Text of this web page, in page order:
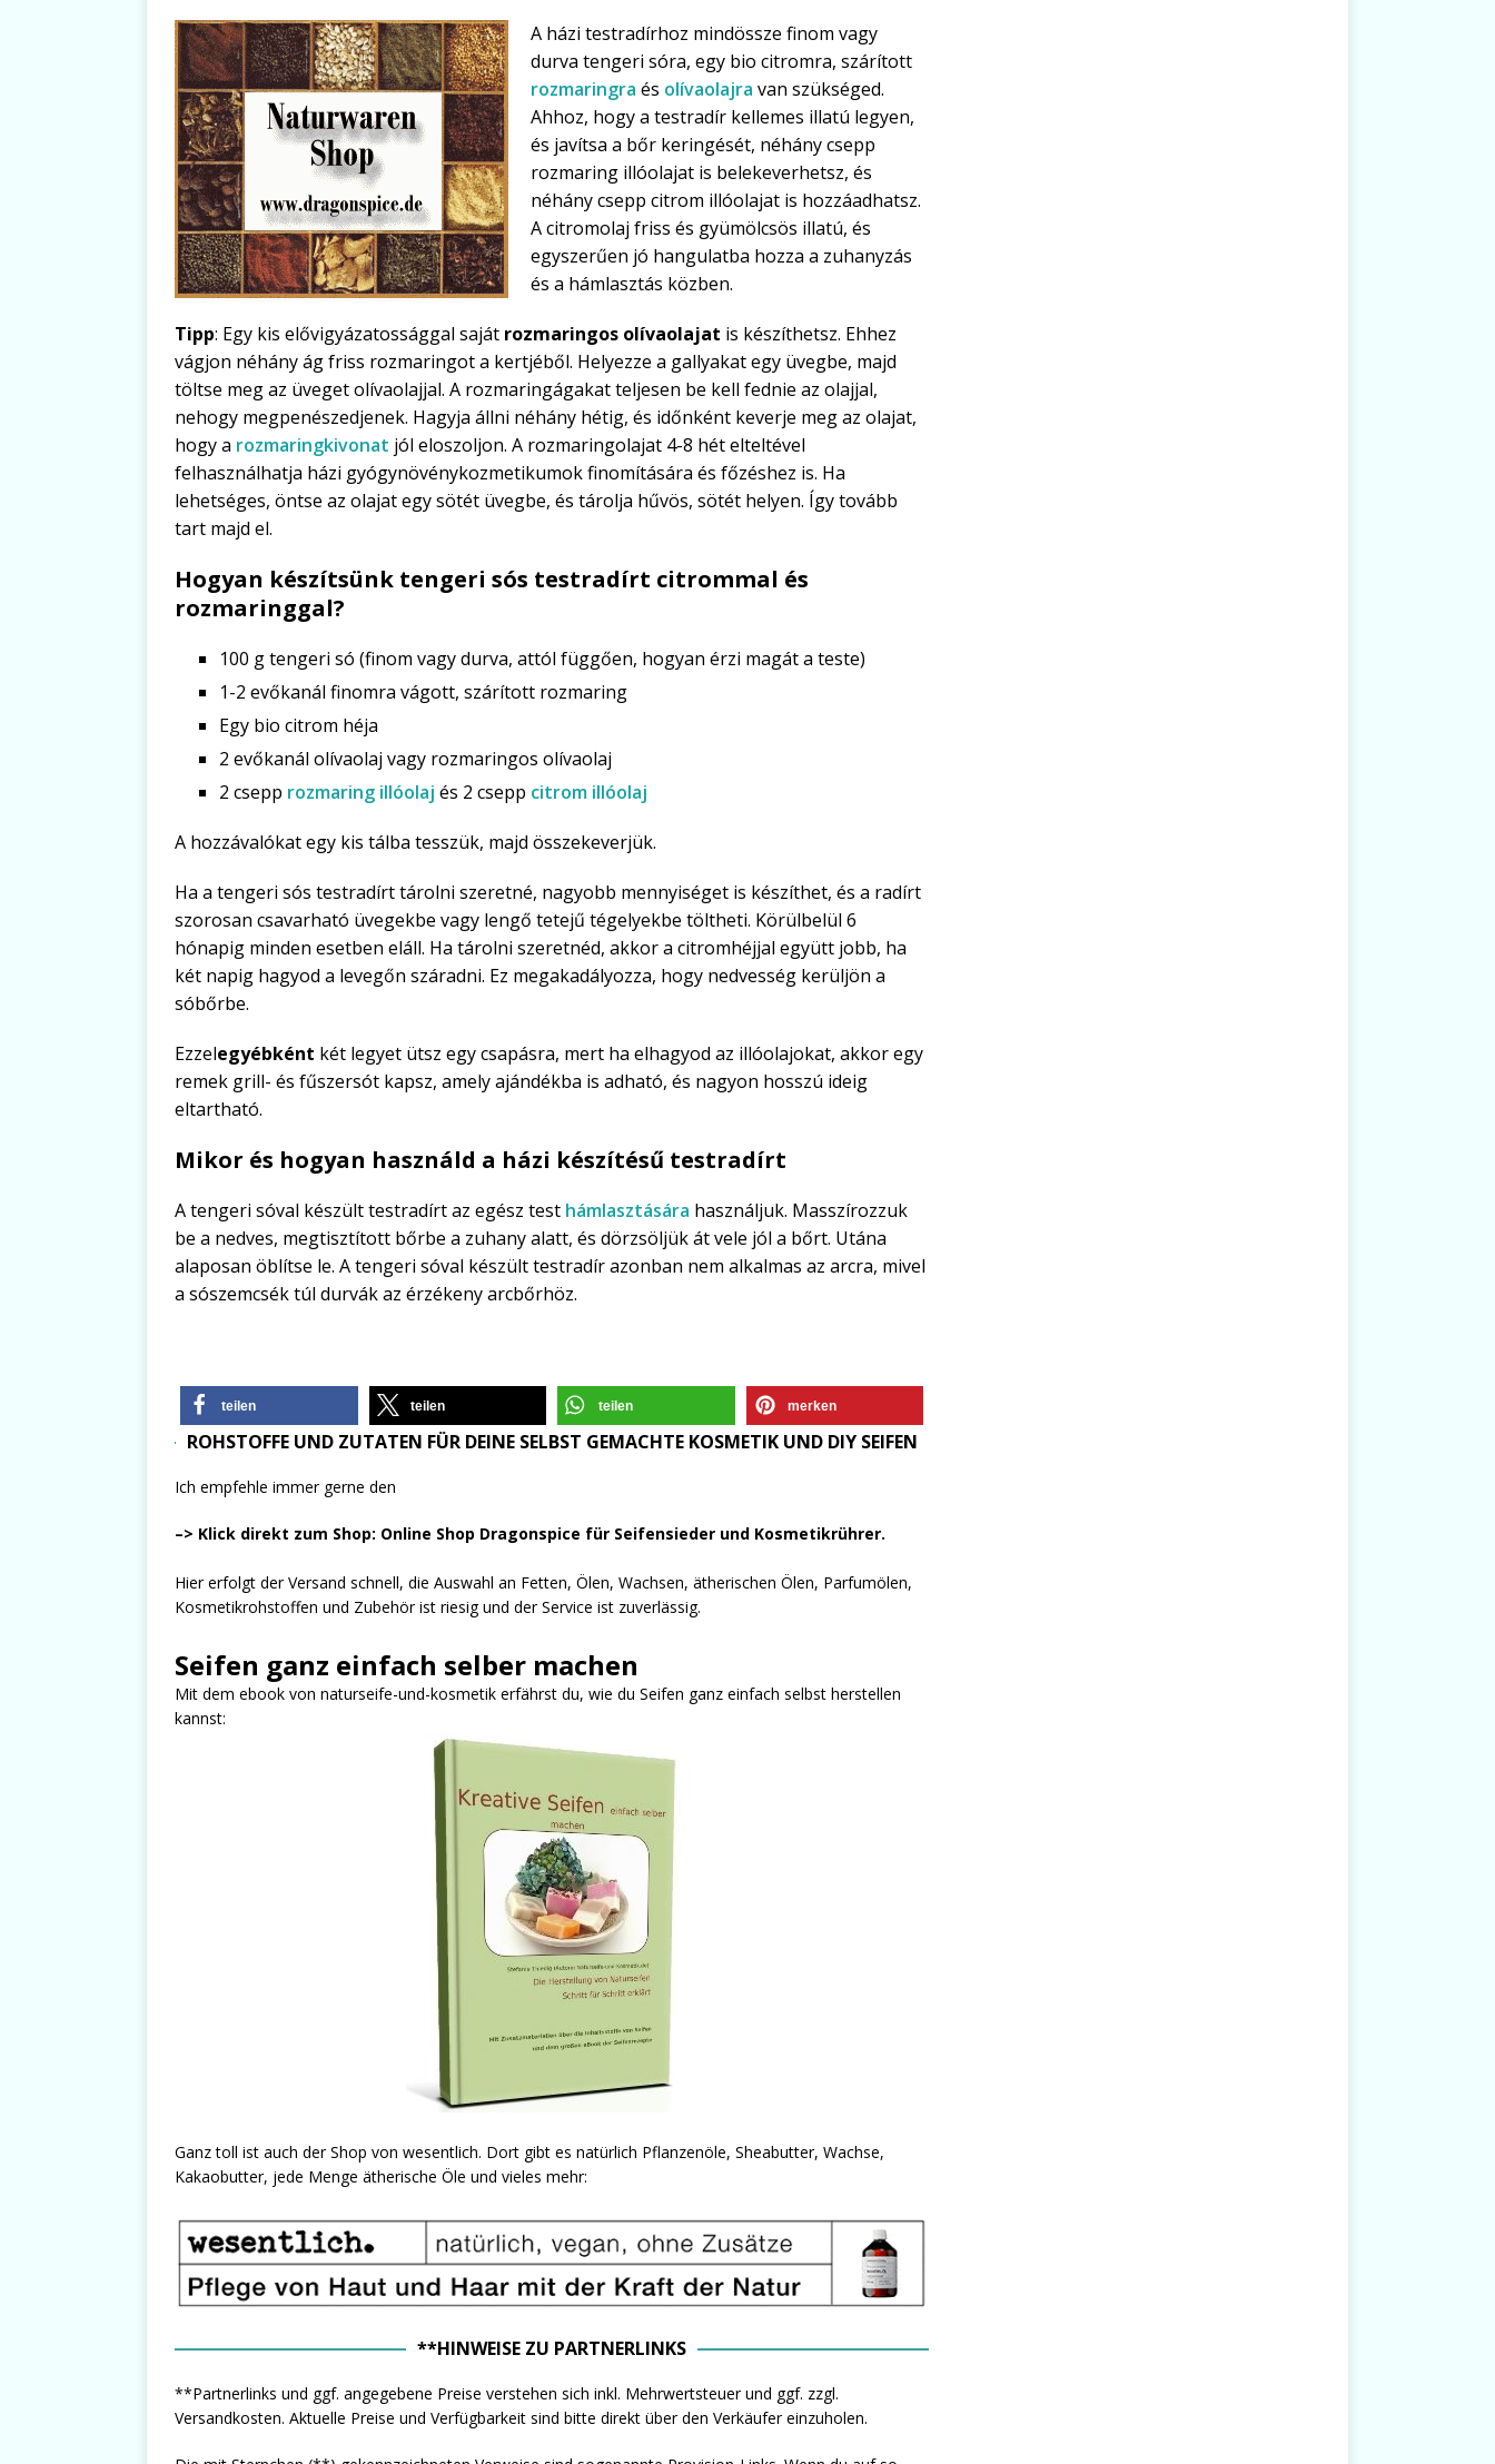
A házi testradírhoz mindössze finom vagy
durva tengeri sóra, egy bio citromra, szárított
rozmaringra és olívaolajra van szükséged.
Ahhoz, hogy a testradír kellemes illatú legyen,
és javítsa a bőr keringését, néhány csepp
rozmaring illóolajat is belekeverhetsz, és
néhány csepp citrom illóolajat is hozzáadhatsz.
A citromolaj friss és gyümölcsös illatú, és
egyszerűen jó hangulatba hozza a zuhanyzás
és a hámlasztás közben.
Tipp: Egy kis elővigyázatossággal saját rozmaringos olívaolajat is készíthetsz. Ehhez
vágjon néhány ág friss rozmaringot a kertjéből. Helyezze a gallyakat egy üvegbe, majd
töltse meg az üveget olívaolajjal. A rozmaringágakat teljesen be kell fednie az olajjal,
nehogy megpenészedjenek. Hagyja állni néhány hétig, és időnként keverje meg az olajat,
hogy a rozmaringkivonat jól eloszoljon. A rozmaringolajat 4-8 hét elteltével
felhasználhatja házi gyógynövénykozmetikumok finomítására és főzéshez is. Ha
lehetséges, öntse az olajat egy sötét üvegbe, és tárolja hűvös, sötét helyen. Így tovább
tart majd el.
Hogyan készítsünk tengeri sós testradírt citrommal és
rozmaringgal?
100 g tengeri só (finom vagy durva, attól függően, hogyan érzi magát a teste)
1-2 evőkanál finomra vágott, szárított rozmaring
Egy bio citrom héja
2 evőkanál olívaolaj vagy rozmaringos olívaolaj
2 csepp rozmaring illóolaj és 2 csepp citrom illóolaj
A hozzávalókat egy kis tálba tesszük, majd összekeverjük.
Ha a tengeri sós testradírt tárolni szeretné, nagyobb mennyiséget is készíthet, és a radírt
szorosan csavarható üvegekbe vagy lengő tetejű tégelyekbe töltheti. Körülbelül 6
hónapig minden esetben eláll. Ha tárolni szeretnéd, akkor a citromhéjjal együtt jobb, ha
két napig hagyod a levegőn száradni. Ez megakadályozza, hogy nedvesség kerüljön a
sóbőrbe.
Ezzelegyébként két legyet ütsz egy csapásra, mert ha elhagyod az illóolajokat, akkor egy
remek grill- és fűszersót kapsz, amely ajándékba is adható, és nagyon hosszú ideig
eltartható.
Mikor és hogyan használd a házi készítésű testradírt
A tengeri sóval készült testradírt az egész test hámlasztására használjuk. Masszírozzuk
be a nedves, megtisztított bőrbe a zuhany alatt, és dörzsöljük át vele jól a bőrt. Utána
alaposan öblítse le. A tengeri sóval készült testradír azonban nem alkalmas az arcra, mivel
a sószemcsék túl durvák az érzékeny arcbőrhöz.
teilen teilen teilen merken
ROHSTOFFE UND ZUTATEN FÜR DEINE SELBST GEMACHTE KOSMETIK UND DIY SEIFEN
Ich empfehle immer gerne den
–> Klick direkt zum Shop: Online Shop Dragonspice für Seifensieder und Kosmetikrührer.
Hier erfolgt der Versand schnell, die Auswahl an Fetten, Ölen, Wachsen, ätherischen Ölen, Parfumölen,
Kosmetikrohstoffen und Zubehör ist riesig und der Service ist zuverlässig.
Seifen ganz einfach selber machen
Mit dem ebook von naturseife-und-kosmetik erfährst du, wie du Seifen ganz einfach selbst herstellen
kannst:
Ganz toll ist auch der Shop von wesentlich. Dort gibt es natürlich Pflanzenöle, Sheabutter, Wachse,
Kakaobutter, jede Menge ätherische Öle und vieles mehr:
**HINWEISE ZU PARTNERLINKS
**Partnerlinks und ggf. angegebene Preise verstehen sich inkl. Mehrwertsteuer und ggf. zzgl.
Versandkosten. Aktuelle Preise und Verfügbarkeit sind bitte direkt über den Verkäufer einzuholen.